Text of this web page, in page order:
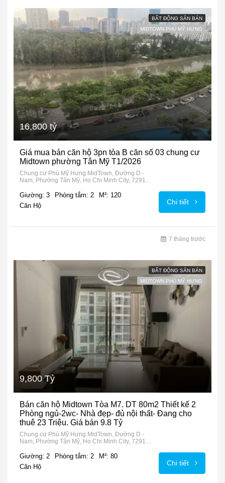
BẤT ĐỘNG SẢN BÁN
MIDTOWN PHÚ MỸ HƯNG
16,800 tỷ
Giá mua bán căn hộ 3pn tòa B căn số 03 chung cư
Midtown phường Tân Mỹ T1/2026
Chung cư Phú Mỹ Hưng MidTown, Đường D -
Nam, Phường Tân Mỹ, Ho Chi Minh City, 72915,
Giường: 3 Phòng tắm: 2
M²: 120
Căn Hộ
Chi tiết
7 tháng trước
BẤT ĐỘNG SẢN BÁN
MIDTOWN PHÚ MỸ HƯNG
9,800 Tỷ
Bán căn hộ Midtown Tòa M7. DT 80m2 Thiết kế 2
Phòng ngủ-2wc- Nhà đẹp- đủ nội thất- Đang cho
thuê 23 Triệu. Giá bán 9.8 Tỷ
Chung cư Phú Mỹ Hưng MidTown, Đường D -
Nam, Phường Tân Mỹ, Ho Chi Minh City, 72915,
Giường: 2 Phòng tắm: 2
M²: 80
Căn Hộ
Chi tiết